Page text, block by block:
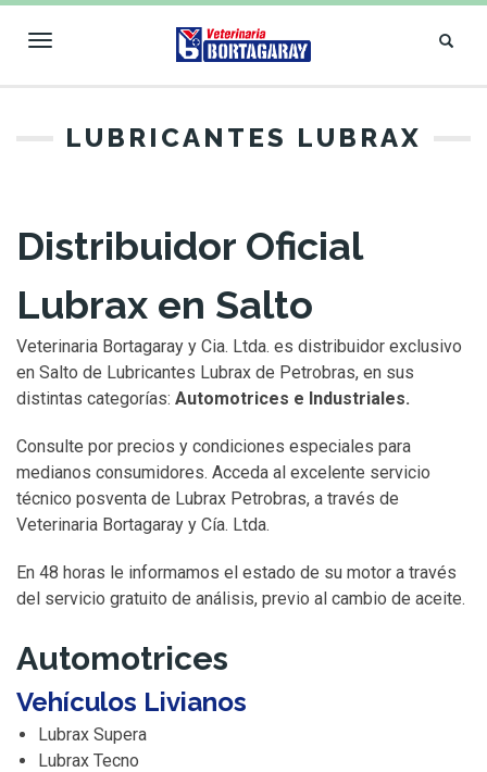
Toggle
LUBRICANTES LUBRAX
Distribuidor Oficial
Lubrax en Salto
Veterinaria Bortagaray y Cia. Ltda. es distribuidor exclusivo
en Salto de Lubricantes Lubrax de Petrobras, en sus
distintas categorías: Automotrices e Industriales.
Consulte por precios y condiciones especiales para
medianos consumidores. Acceda al excelente servicio
técnico posventa de Lubrax Petrobras, a través de
Veterinaria Bortagaray y Cía. Ltda.
En 48 horas le informamos el estado de su motor a través
del servicio gratuito de análisis, previo al cambio de aceite.
Automotrices
Vehículos Livianos
Lubrax Supera
Lubrax Tecno